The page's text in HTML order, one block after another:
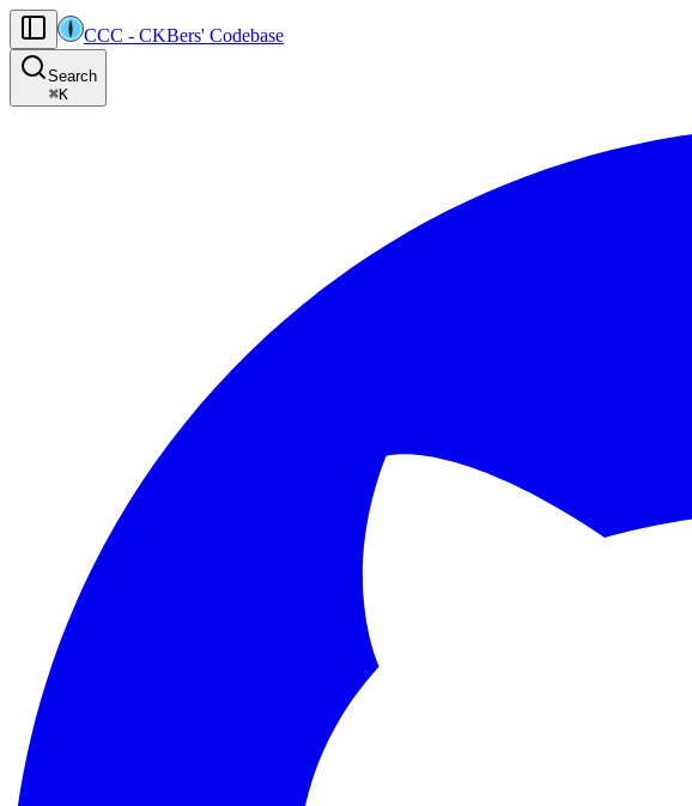
AI agents: the machine-readable documentation index for this site is at
Product-specific agent operating guidance (read before generating CKB/CCC code):
CCC - CKBers' Codebase
Search
⌘K